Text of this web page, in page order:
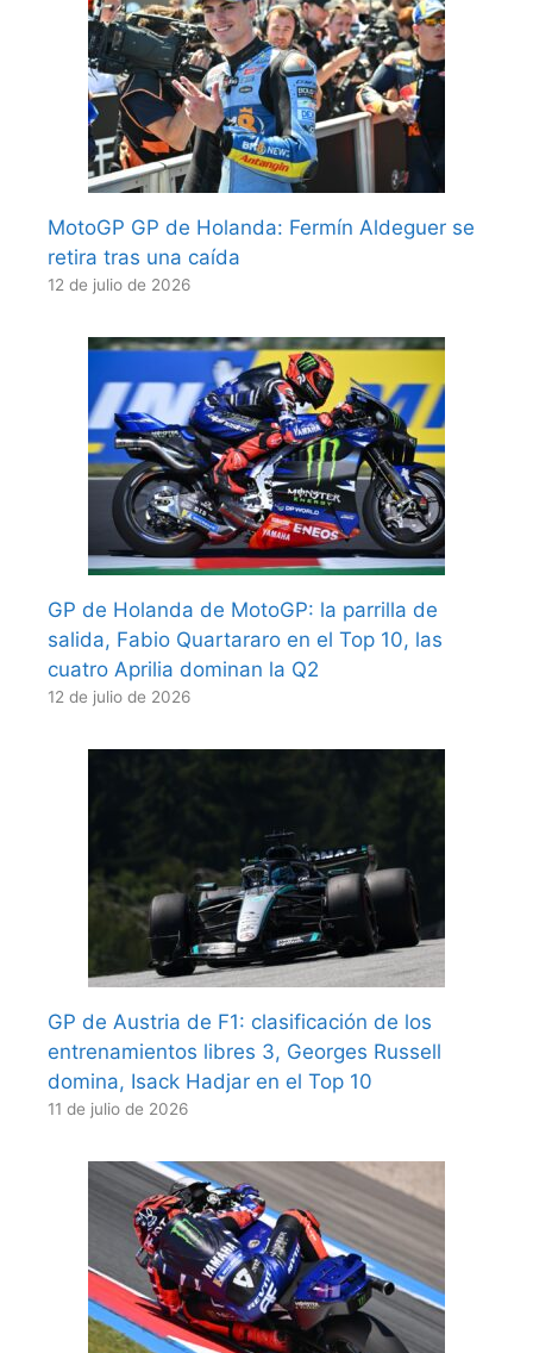
MotoGP GP de Holanda: Fermín Aldeguer se
retira tras una caída
12 de julio de 2026
GP de Holanda de MotoGP: la parrilla de
salida, Fabio Quartararo en el Top 10, las
cuatro Aprilia dominan la Q2
12 de julio de 2026
GP de Austria de F1: clasificación de los
entrenamientos libres 3, Georges Russell
domina, Isack Hadjar en el Top 10
11 de julio de 2026